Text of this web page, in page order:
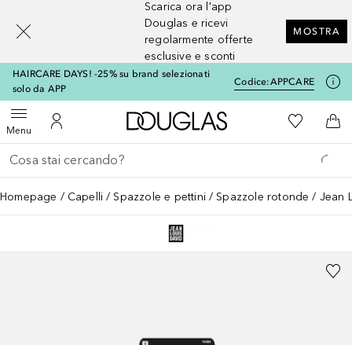
Scarica ora l'app
Douglas e ricevi
regolarmente offerte
esclusive e sconti
MOSTRA
HAIRCARE DAYS! -25% su brand selezionati
solo da APP
Codice:APPCARE
MenuApri menuAl Mio Account
A Douglas HomeAlla Mia
Al
Torna indietro
Esegui ricerca
Homepage Capelli Spazzole e pettini Spazzole rotonde Jean
[navigation.slideout.screenreader]